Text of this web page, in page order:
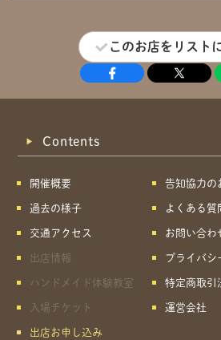
このお店をリスト
Contents
開催概要
過去の様子
交通アクセス
出店情報
ハンドメイド体験教室
入場チケット
出店お申し込み
告知協力の
よくある質
お問い合わ
プライバシ
特定商取引
運営会社